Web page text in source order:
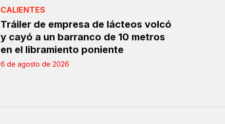
CALIENTES
Tráiler de empresa de lácteos volcó
y cayó a un barranco de 10 metros
en el libramiento poniente
6 de agosto de 2026